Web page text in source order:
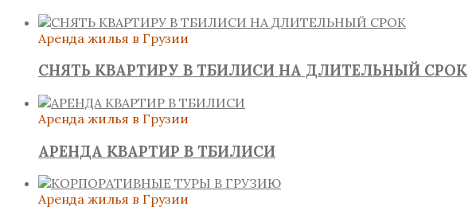
Аренда жилья в Грузии
СНЯТЬ КВАРТИРУ В ТБИЛИСИ НА ДЛИТЕЛЬНЫЙ СРОК
Аренда жилья в Грузии
АРЕНДА КВАРТИР В ТБИЛИСИ
Аренда жилья в Грузии